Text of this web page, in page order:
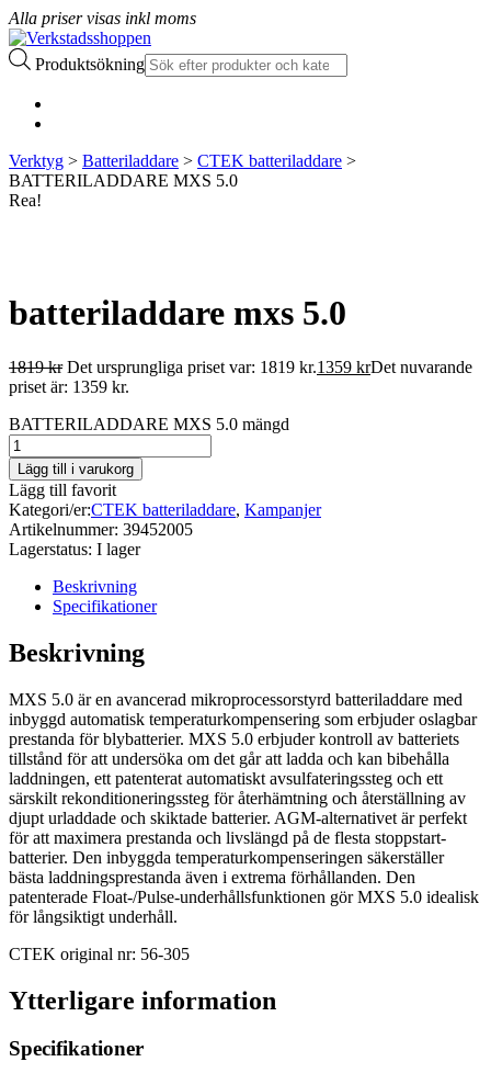
Alla priser visas inkl moms
Produktsökning
Verktyg > Batteriladdare > CTEK batteriladdare >
BATTERILADDARE MXS 5.0
Rea!
batteriladdare mxs 5.0
1819kr Det ursprungliga priset var: 1819 kr.1359 krDet nuvarande
priset är: 1359 kr.
BATTERILADDARE MXS 5.0 mängd
Lägg till i varukorg
Lägg till favorit
Kategori/er:CTEK batteriladdare, Kampanjer
Artikelnummer: 39452005
Lagerstatus: I lager
Beskrivning
Specifikationer
Beskrivning
MXS 5.0 är en avancerad mikroprocessorstyrd batteriladdare med
inbyggd automatisk temperaturkompensering som erbjuder oslagbar
prestanda för blybatterier. MXS 5.0 erbjuder kontroll av batteriets
tillstånd för att undersöka om det går att ladda och kan bibehålla
laddningen, ett patenterat automatiskt avsulfateringssteg och ett
särskilt rekonditioneringssteg för återhämtning och återställning av
djupt urladdade och skiktade batterier. AGM-alternativet är perfekt
för att maximera prestanda och livslängd på de flesta stoppstart-
batterier. Den inbyggda temperaturkompenseringen säkerställer
bästa laddningsprestanda även i extrema förhållanden. Den
patenterade Float-/Pulse-underhållsfunktionen gör MXS 5.0 idealisk
för långsiktigt underhåll.
CTEK original nr: 56-305
Ytterligare information
Specifikationer